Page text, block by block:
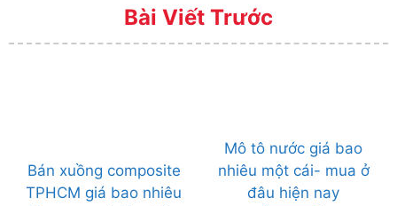
Bài Viết Trước
Bán xuồng composite
TPHCM giá bao nhiêu
Mô tô nước giá bao
nhiêu một cái- mua ở
đâu hiện nay